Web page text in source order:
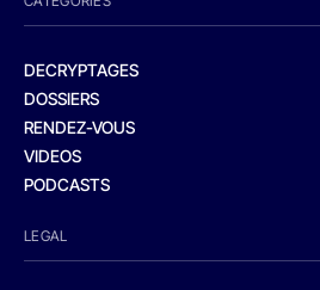
DECRYPTAGES
DOSSIERS
RENDEZ-VOUS
VIDEOS
PODCASTS
LEGAL